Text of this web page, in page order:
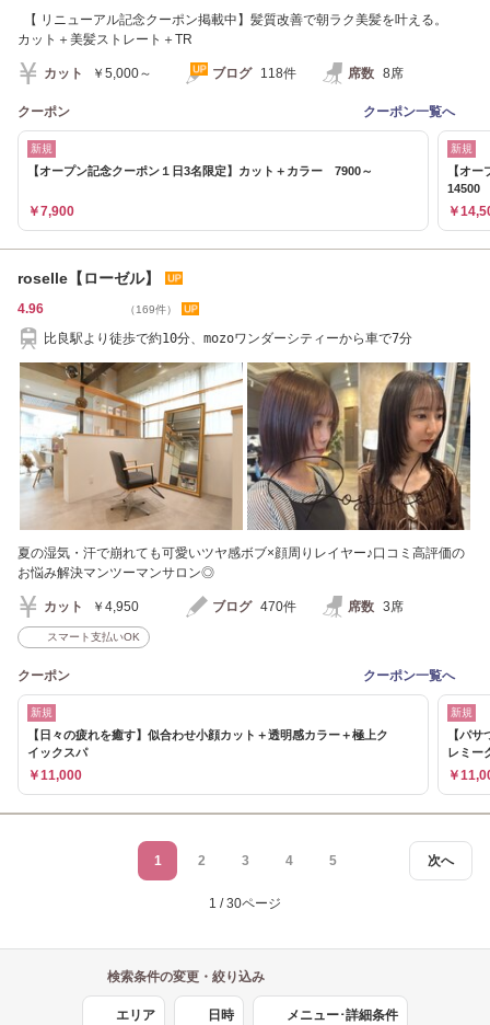
【 リニューアル記念クーポン掲載中】髪質改善で朝ラク美髪を叶える。
カット＋美髪ストレート＋TR
カット ￥5,000～ ブログ 118件 席数 8席
クーポン クーポン一覧へ
新規
【オープン記念クーポン１日3名限定】カット＋カラー 7900～
￥7,900
新規
【オ
14500
￥
roselle【ローゼル】
4.96 （169件）
比良駅より徒歩で約10分、mozoワンダーシティーから車で7分
夏の湿気・汗で崩れても可愛いツヤ感ボブ×顔周りレイヤー♪口コミ高評価の
お悩み解決マンツーマンサロン◎
カット ￥4,950 ブログ 470件 席数 3席
スマート支払いOK
クーポン クーポン一覧へ
新規
【日々の疲れを癒す】似合わせ小顔カット＋透明感カラー＋極上ク
イックスパ
￥11,000
新規
【パ
レミー
￥
次へ
1 2 3 4 5
1 / 30ページ
検索条件の変更・絞り込み
エリア 日時 メニュー･詳細条件